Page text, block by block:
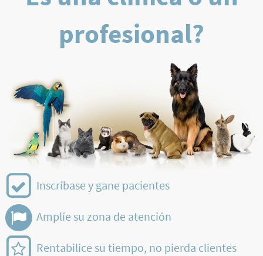
profesional?
Inscríbase y gane pacientes
Amplíe su zona de atención
Rentabilice su tiempo, no pierda clientes